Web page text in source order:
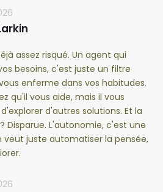
assez risqué. Un agent qui
besoins, c'est juste un filtre
enferme dans vos habitudes.
qu'il vous aide, mais il vous
d'autres solutions. Et la
Disparue. L'autonomie, c'est une
veut juste automatiser la pensée,